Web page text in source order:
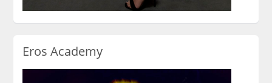
Eros Academy